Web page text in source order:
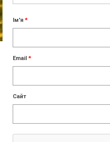
Ім'я *
Email *
Сайт